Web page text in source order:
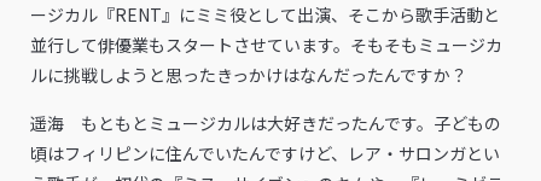
ージカル『RENT』にミミ役として出演、そこから歌手活動と
並行して俳優業もスタートさせています。そもそもミュージカ
ルに挑戦しようと思ったきっかけはなんだったんですか？
遥海 もともとミュージカルは大好きだったんです。子どもの
頃はフィリピンに住んでいたんですけど、レア・サロンガとい